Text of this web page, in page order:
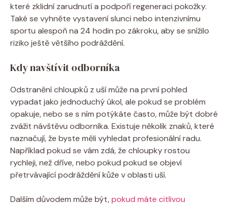
které zklidní zarudnutí a podpoří regeneraci pokožky.
Také se vyhněte vystavení slunci nebo intenzivnímu
sportu alespoň na 24 hodin po zákroku, aby se snížilo
riziko ještě většího podráždění.
Kdy navštívit odborníka
Odstranění chloupků z uší může na první pohled
vypadat jako jednoduchý úkol, ale pokud se problém
opakuje, nebo se s ním potýkáte často, může být dobré
zvážit návštěvu odborníka. Existuje několik znaků, které
naznačují, že byste měli vyhledat profesionální radu.
Například pokud se vám zdá, že chloupky rostou
rychleji, než dříve, nebo pokud pokud se objeví
přetrvávající podráždění kůže v oblasti uší.
Dalším důvodem může být,pokud máte citlivou